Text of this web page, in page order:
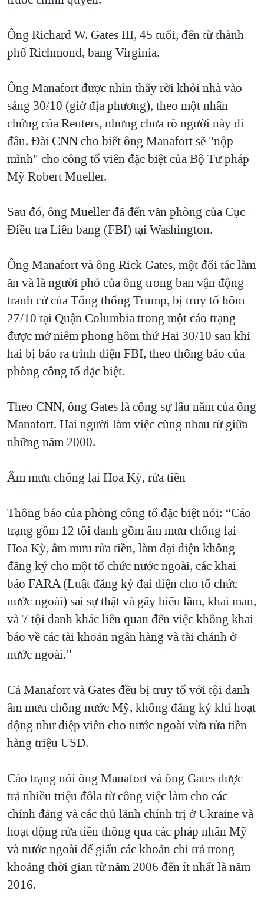
Ông Richard W. Gates III, 45 tuổi, đến từ thành
phố Richmond, bang Virginia.
Ông Manafort được nhìn thấy rời khỏi nhà vào
sáng 30/10 (giờ địa phương), theo một nhân
chứng của Reuters, nhưng chưa rõ người này đi
đâu. Đài CNN cho biết ông Manafort sẽ "nộp
mình" cho công tố viên đặc biệt của Bộ Tư pháp
Mỹ Robert Mueller.
Sau đó, ông Mueller đã đến văn phòng của Cục
Điều tra Liên bang (FBI) tại Washington.
Ông Manafort và ông Rick Gates, một đối tác làm
ăn và là người phó của ông trong ban vận động
tranh cử của Tổng thống Trump, bị truy tố hôm
27/10 tại Quận Columbia trong một cáo trạng
được mở niêm phong hôm thứ Hai 30/10 sau khi
hai bị báo ra trình diện FBI, theo thông báo của
phòng công tố đặc biệt.
Theo CNN, ông Gates là cộng sự lâu năm của ông
Manafort. Hai người làm việc cùng nhau từ giữa
những năm 2000.
Âm mưu chống lại Hoa Kỳ, rửa tiền
Thông báo của phòng công tố đặc biệt nói: “Cáo
trạng gồm 12 tội danh gồm âm mưu chống lại
Hoa Kỳ, âm mưu rửa tiền, làm đại diện không
đăng ký cho một tổ chức nước ngoài, các khai
báo FARA (Luật đăng ký đại diện cho tổ chức
nước ngoài) sai sự thật và gây hiểu lầm, khai man,
và 7 tội danh khác liên quan đến việc không khai
báo về các tài khoản ngân hàng và tài chánh ở
nước ngoài.”
Cả Manafort và Gates đều bị truy tố với tội danh
âm mưu chống nước Mỹ, không đăng ký khi hoạt
động như điệp viên cho nước ngoài vừa rửa tiền
hàng triệu USD.
Cáo trạng nói ông Manafort và ông Gates được
trả nhiều triệu đôla từ công việc làm cho các
chính đảng và các thủ lãnh chính trị ở Ukraine và
hoạt động rửa tiền thông qua các pháp nhân Mỹ
và nước ngoài để giấu các khoản chi trả trong
khoảng thời gian từ năm 2006 đến ít nhất là năm
2016.